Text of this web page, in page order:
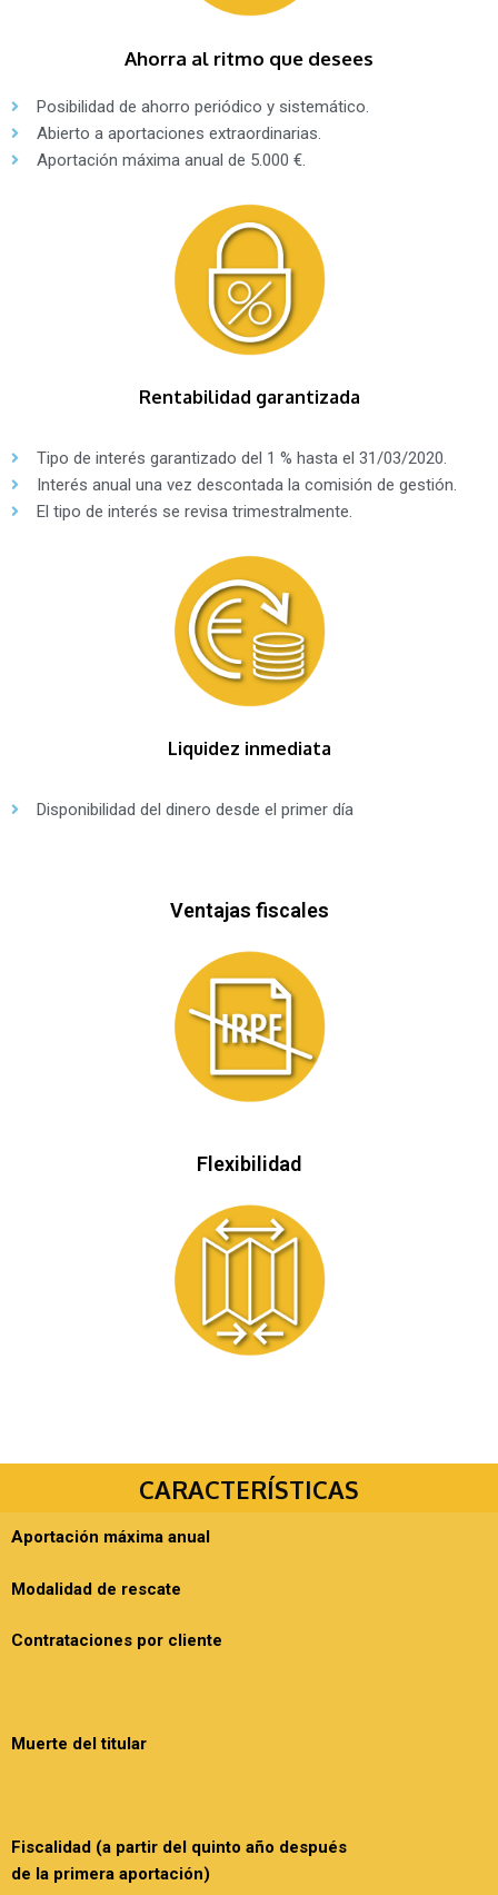
Ahorra al ritmo que desees​
Posibilidad de ahorro periódico y sistemático.
Abierto a aportaciones extraordinarias.
Aportación máxima anual de 5.000 €.
Rentabilidad garantizada
Tipo de interés garantizado del 1 % hasta el 31/03/2020.
Interés anual una vez descontada la comisión de gestión.
El tipo de interés se revisa trimestralmente.
Liquidez inmediata
Disponibilidad del dinero desde el primer día
Ventajas fiscales
Flexibilidad
CARACTERÍSTICAS
Aportación máxima anual
Modalidad de rescate
Contrataciones por cliente
Muerte del titular
Fiscalidad (a partir del quinto año después
de la primera aportación)